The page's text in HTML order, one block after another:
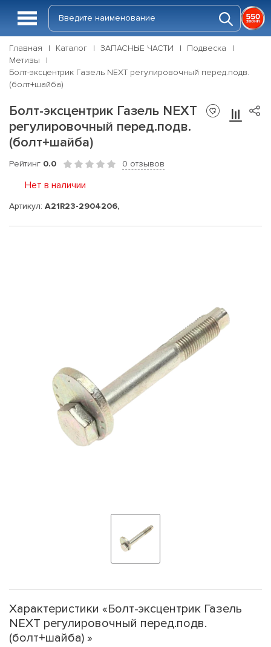
Главная Каталог ЗАПАСНЫЕ ЧАСТИ
Подвеска
Метизы
Болт-эксцентрик Газель NEXT регулировочный перед.подв.
(болт+шайба)
Болт-эксцентрик Газель NEXT
регулировочный перед.подв.
(болт+шайба)
Рейтинг 0.0 0 отзывов
Нет в наличии
Артикул: А21R23-2904206,
Характеристики «Болт-эксцентрик Газель
NEXT регулировочный перед.подв.
(болт+шайба) »